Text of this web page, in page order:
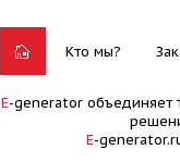
Кто мы?
E-generator объединяет
E-